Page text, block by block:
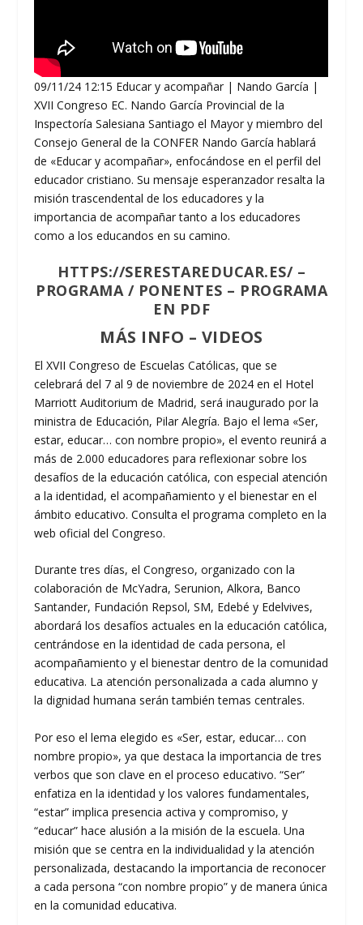
09/11/24 12:15 Educar y acompañar | Nando García |
XVII Congreso EC. Nando García Provincial de la
Inspectoría Salesiana Santiago el Mayor y miembro del
Consejo General de la CONFER Nando García hablará
de «Educar y acompañar», enfocándose en el perfil del
educador cristiano. Su mensaje esperanzador resalta la
misión trascendental de los educadores y la
importancia de acompañar tanto a los educadores
como a los educandos en su camino.
HTTPS://SERESTAREDUCAR.ES/–
PROGRAMA / PONENTES – PROGRAMA
EN PDF
MÁS INFO – VIDEOS
El XVII Congreso de Escuelas Católicas, que se
celebrará del 7 al 9 de noviembre de 2024 en el Hotel
Marriott Auditorium de Madrid, será inaugurado por la
ministra de Educación, Pilar Alegría. Bajo el lema «Ser,
estar, educar… con nombre propio», el evento reunirá a
más de 2.000 educadores para reflexionar sobre los
desafíos de la educación católica, con especial atención
a la identidad, el acompañamiento y el bienestar en el
ámbito educativo. Consulta el programa completo en la
web oficial del Congreso.
Durante tres días, el Congreso, organizado con la
colaboración de McYadra, Serunion, Alkora, Banco
Santander, Fundación Repsol, SM, Edebé y Edelvives,
abordará los desafíos actuales en la educación católica,
centrándose en la identidad de cada persona, el
acompañamiento y el bienestar dentro de la comunidad
educativa. La atención personalizada a cada alumno y
la dignidad humana serán también temas centrales.
Por eso el lema elegido es «Ser, estar, educar… con
nombre propio», ya que destaca la importancia de tres
verbos que son clave en el proceso educativo. “Ser”
enfatiza en la identidad y los valores fundamentales,
“estar” implica presencia activa y compromiso, y
“educar” hace alusión a la misión de la escuela. Una
misión que se centra en la individualidad y la atención
personalizada, destacando la importancia de reconocer
a cada persona “con nombre propio” y de manera única
en la comunidad educativa.